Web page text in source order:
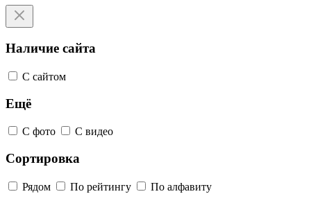
Наличие сайта
С сайтом
Ещё
С фото С видео
Сортировка
Рядом По рейтингу По алфавиту